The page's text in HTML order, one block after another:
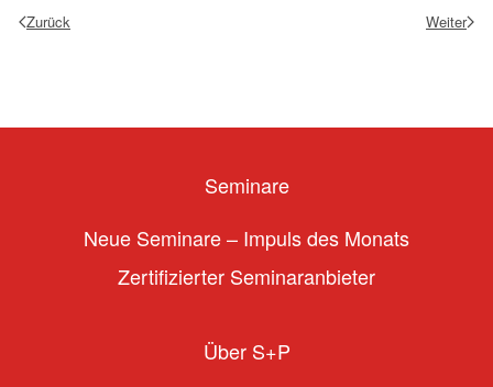
Zurück Weiter
Seminare
Neue Seminare – Impuls des Monats
Zertifizierter Seminaranbieter
Über S+P